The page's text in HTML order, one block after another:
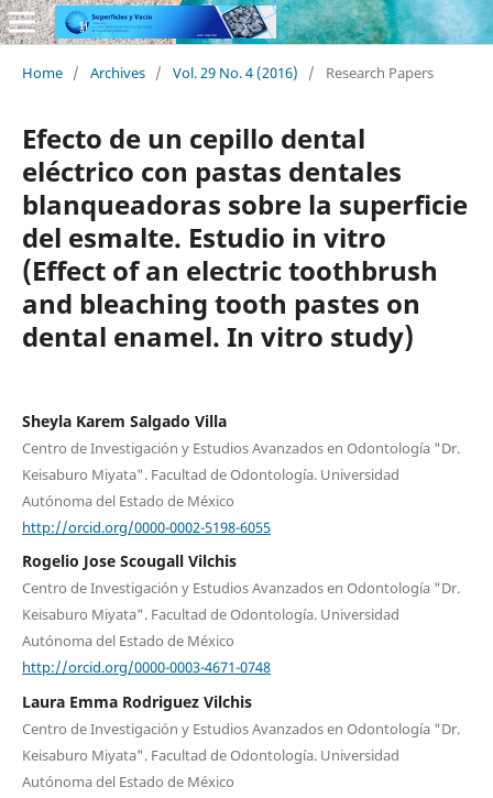
Home / Archives / Vol. 29 No. 4 (2016) / Research Papers
Efecto de un cepillo dental
eléctrico con pastas dentales
blanqueadoras sobre la superficie
del esmalte. Estudio in vitro
(Effect of an electric toothbrush
and bleaching tooth pastes on
dental enamel. In vitro study)
Sheyla Karem Salgado Villa
Centro de Investigación y Estudios Avanzados en Odontología "Dr.
Keisaburo Miyata". Facultad de Odontología. Universidad
Autónoma del Estado de México
http://orcid.org/0000-0002-5198-6055
Rogelio Jose Scougall Vilchis
Centro de Investigación y Estudios Avanzados en Odontología "Dr.
Keisaburo Miyata". Facultad de Odontología. Universidad
Autónoma del Estado de México
http://orcid.org/0000-0003-4671-0748
Laura Emma Rodriguez Vilchis
Centro de Investigación y Estudios Avanzados en Odontología "Dr.
Keisaburo Miyata". Facultad de Odontología. Universidad
Autónoma del Estado de México